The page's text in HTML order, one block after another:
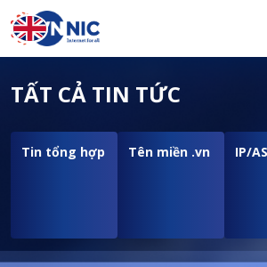
Nhảy đến nội dung
Menuheader của
TẤT CẢ TIN TỨC
Tin tổng hợp Tên miền .vn IP/